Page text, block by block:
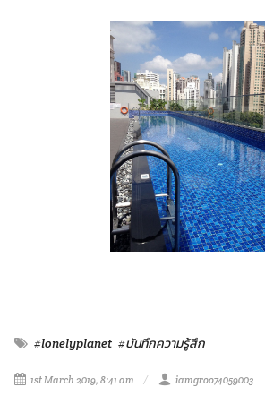
#lonelyplanet #บันทึกความรู้สึก
1st March 2019, 8:41 am iamgroo74059003